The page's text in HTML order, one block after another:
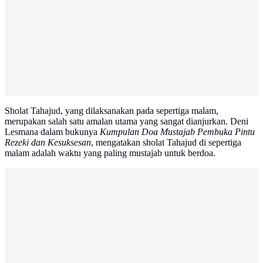
Sholat Tahajud, yang dilaksanakan pada sepertiga malam,
merupakan salah satu amalan utama yang sangat dianjurkan. Deni
Lesmana dalam bukunya Kumpulan Doa Mustajab Pembuka Pintu
Rezeki dan Kesuksesan, mengatakan sholat Tahajud di sepertiga
malam adalah waktu yang paling mustajab untuk berdoa.